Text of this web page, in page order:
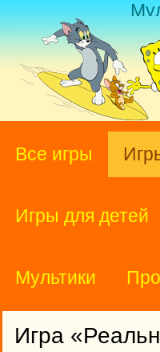
Все игры
Игры для детей
Мультики
Игра